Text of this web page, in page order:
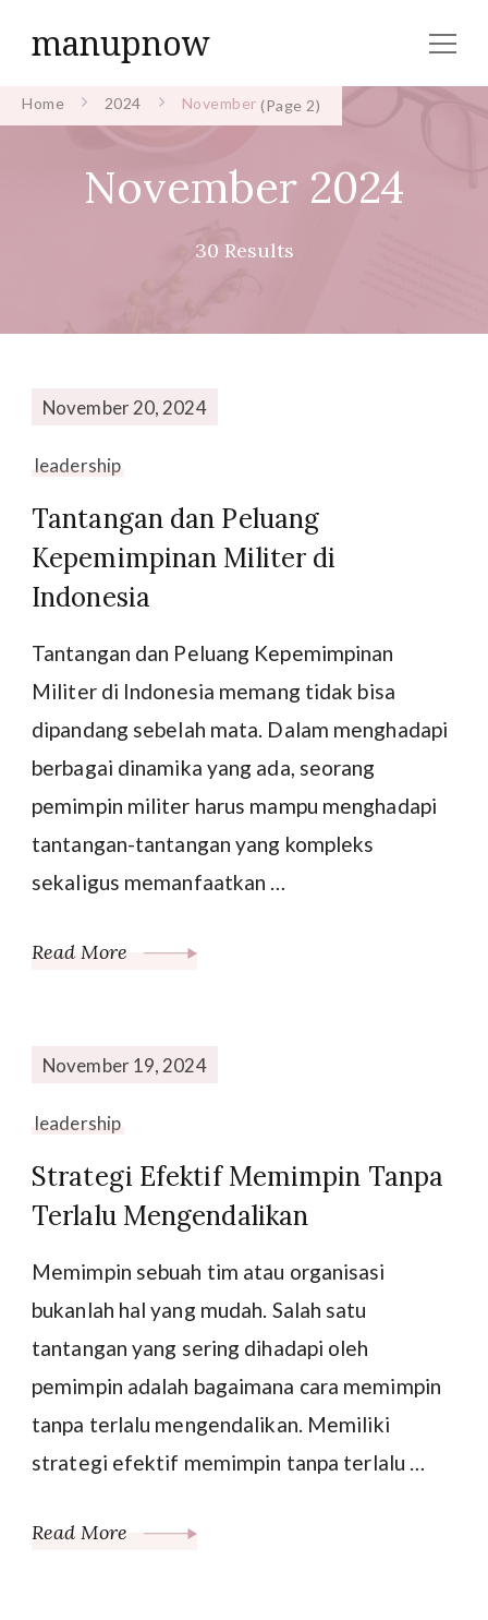
manupnow
Home 2024 November (Page 2)
November 2024
30 Results
November 20, 2024
leadership
Tantangan dan Peluang
Kepemimpinan Militer di
Indonesia
Tantangan dan Peluang Kepemimpinan
Militer di Indonesia memang tidak bisa
dipandang sebelah mata. Dalam menghadapi
berbagai dinamika yang ada, seorang
pemimpin militer harus mampu menghadapi
tantangan-tantangan yang kompleks
sekaligus memanfaatkan …
Read More
November 19, 2024
leadership
Strategi Efektif Memimpin Tanpa
Terlalu Mengendalikan
Memimpin sebuah tim atau organisasi
bukanlah hal yang mudah. Salah satu
tantangan yang sering dihadapi oleh
pemimpin adalah bagaimana cara memimpin
tanpa terlalu mengendalikan. Memiliki
strategi efektif memimpin tanpa terlalu …
Read More